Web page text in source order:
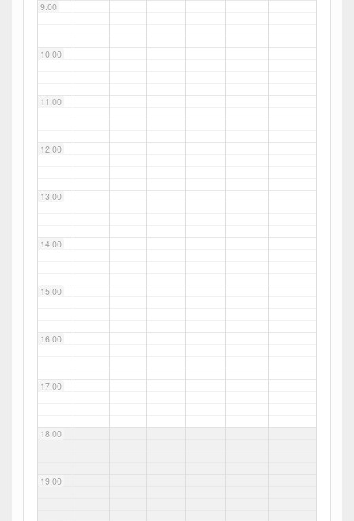
9:00
10:00
11:00
12:00
13:00
14:00
15:00
16:00
17:00
18:00
19:00